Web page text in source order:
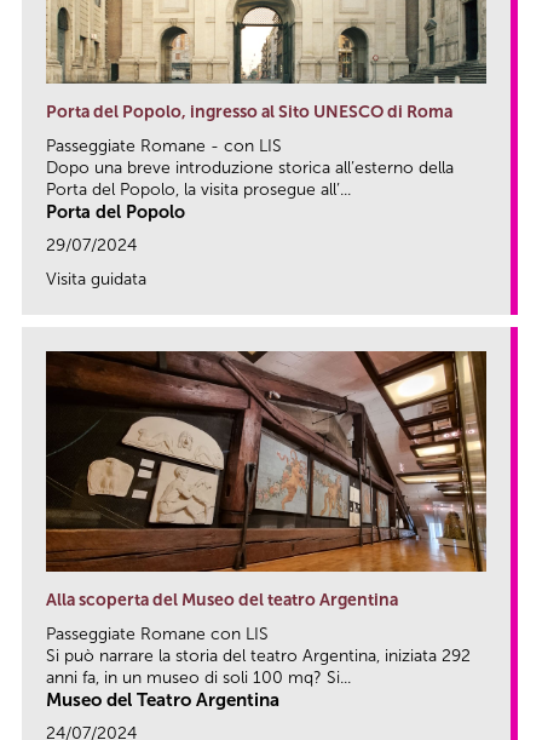
Porta del Popolo, ingresso al Sito UNESCO di Roma
Passeggiate Romane - con LIS
Dopo una breve introduzione storica all’esterno della
Porta del Popolo, la visita prosegue all’...
Porta del Popolo
29/07/2024
Visita guidata
Alla scoperta del Museo del teatro Argentina
Passeggiate Romane con LIS
Si può narrare la storia del teatro Argentina, iniziata 292
anni fa, in un museo di soli 100 mq? Si...
Museo del Teatro Argentina
24/07/2024